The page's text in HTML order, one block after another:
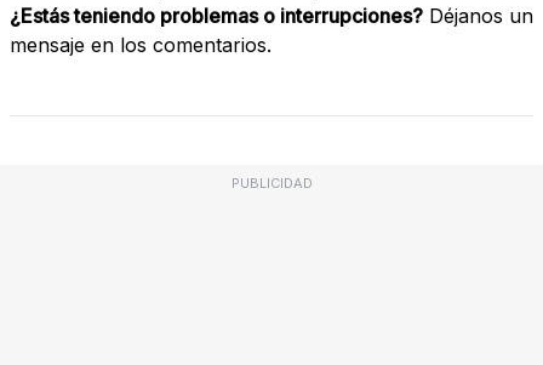
¿Estás teniendo problemas o interrupciones? Déjanos un
mensaje en los comentarios.
PUBLICIDAD